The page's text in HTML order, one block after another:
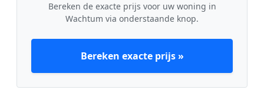
Bereken de exacte prijs voor uw woning in
Wachtum via onderstaande knop.
Bereken exacte prijs »